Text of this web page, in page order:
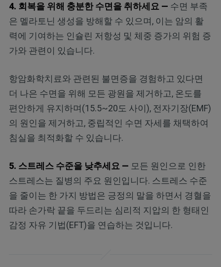
4. 회복을 위해 충분한 수면을 취하세요 — 수면 부족
은 멜라토닌 생성을 방해할 수 있으며, 이는 암의 활
력에 기여하는 인슐린 저항성 및 체중 증가의 위험 증
가와 관련이 있습니다.
항암화학치료와 관련된 불면증을 경험하고 있다면
더 나은 수면을 위해 모든 광원을 제거하고, 온도를
편안하게 유지하며(15.5~20도 사이), 전자기장(EMF)
의 원인을 제거하고, 중립적인 수면 자세를 채택하여
침실을 최적화할 수 있습니다.
5. 스트레스 수준을 낮추세요 — 모든 원인으로 인한
스트레스는 질병의 주요 원인입니다. 스트레스 수준
을 줄이는 한 가지 방법은 긍정의 말을 하면서 경혈을
따라 손가락 끝을 두드리는 심리적 지압의 한 형태인
감정 자유 기법(EFT)을 연습하는 것입니다.